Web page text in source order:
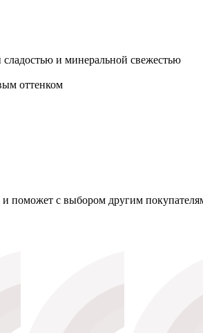
сладостью и минеральной свежестью
оттенком
поможет с выбором другим